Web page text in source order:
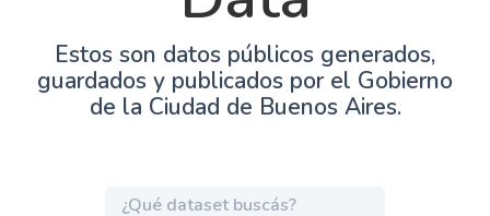
Estos son datos públicos generados,
guardados y publicados por el Gobierno
de la Ciudad de Buenos Aires.